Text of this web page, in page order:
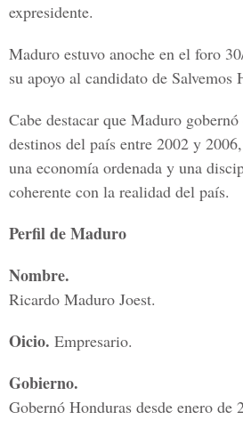
expresidente.
Maduro estuvo anoche en el foro
su apoyo al candidato de Salvemos
Cabe destacar que Maduro
destinos del país entre 2002 y
una economía ordenada y una
coherente con la realidad del país.
Perfil de Maduro
Nombre.
Ricardo Maduro Joest.
Oicio. Empresario.
Gobierno.
Gobernó Honduras desde enero de